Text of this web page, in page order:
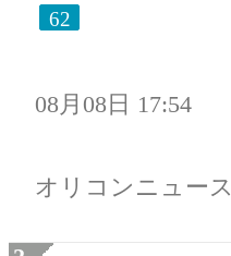
62
08月08日 17:54
オリコンニュース